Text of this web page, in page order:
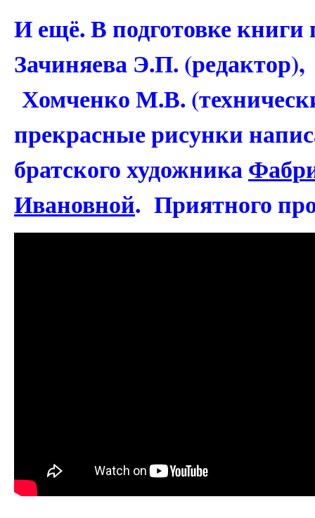
И ещё. В подготовке
Зачиняева Э.П.
Хомченко М.В.
прекрасные рисунки
братского художника
Ивановной. Приятного